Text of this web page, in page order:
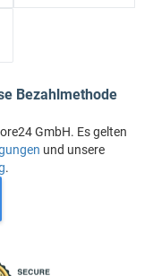
Bezahlmethode
GmbH. Es gelten
und unsere
.